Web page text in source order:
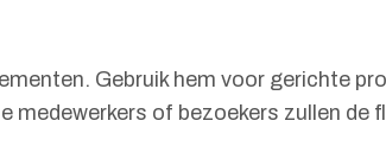
Gebruik hem voor gerichte
of bezoekers zullen de